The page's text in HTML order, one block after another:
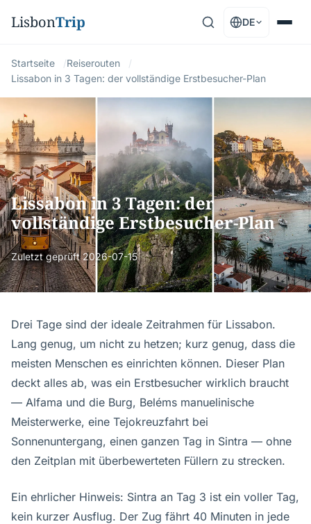
LisbonTrip DE
Startseite
Reiserouten
Lissabon in 3 Tagen: der vollständige Erstbesucher-Plan
Lissabon in 3 Tagen: der
vollständige Erstbesucher-Plan
Zuletzt geprüft2026-07-15
Drei Tage sind der ideale Zeitrahmen für Lissabon.
Lang genug, um nicht zu hetzen; kurz genug, dass die
meisten Menschen es einrichten können. Dieser Plan
deckt alles ab, was ein Erstbesucher wirklich braucht
— Alfama und die Burg, Beléms manuelinische
Meisterwerke, eine Tejokreuzfahrt bei
Sonnenuntergang, einen ganzen Tag in Sintra — ohne
den Zeitplan mit überbewerteten Füllern zu strecken.
Ein ehrlicher Hinweis: Sintra an Tag 3 ist ein voller Tag,
kein kurzer Ausflug. Der Zug fährt 40 Minuten in jede